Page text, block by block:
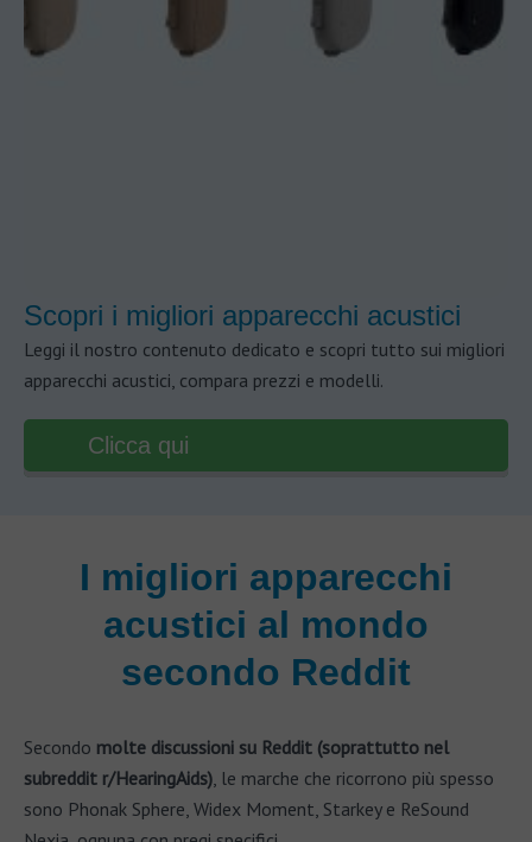
Scopri i migliori apparecchi acustici
Leggi il nostro contenuto dedicato e scopri tutto sui migliori
apparecchi acustici, compara prezzi e modelli.
Clicca qui
I migliori apparecchi
acustici al mondo
secondo Reddit
Secondo molte discussioni su Reddit (soprattutto nel
subreddit r/HearingAids) , le marche che ricorrono più spesso
sono Phonak Sphere, Widex Moment, Starkey e ReSound